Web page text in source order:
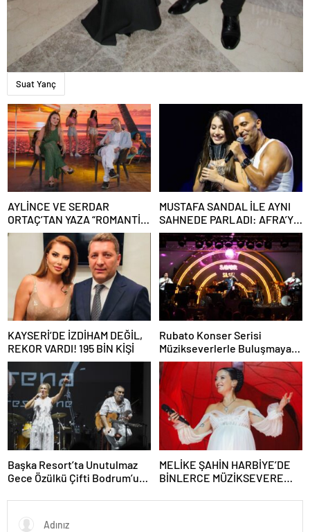
Suat Yanç
AYLİNCE VE SERDAR
ORTAÇ’TAN YAZA “ROMANTİK
AŞK” BOMBASI!
MUSTAFA SANDAL İLE AYNI
SAHNEDE PARLADI: AFRA’YA
HARBİYE’DE BÜYÜK ALKIŞ
KAYSERİ’DE İZDİHAM DEĞİL,
REKOR VARDI! 195 BİN KİŞİ
Rubato Konser Serisi
Müzikseverlerle Buluşmaya
Devam Ediyor
Başka Resort’ta Unutulmaz
Gece Özülkü Çifti Bodrum’u
MELİKE ŞAHİN HARBİYE’DE
BİNLERCE MÜZİKSEVERE
YAŞATTI!